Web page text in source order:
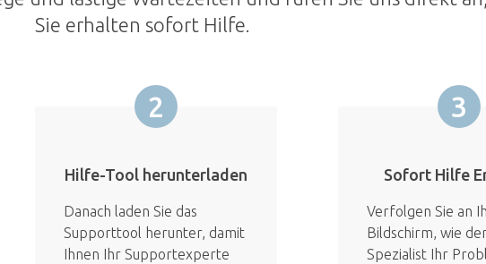
Sie erhalten sofort Hilfe.
2
Hilfe-Tool herunterladen
Danach laden Sie das
Supporttool herunter, damit
Ihnen Ihr Supportexperte
3
Sofort Hilfe
Verfolgen Sie an
Bildschirm, wie
Spezialist Ihr